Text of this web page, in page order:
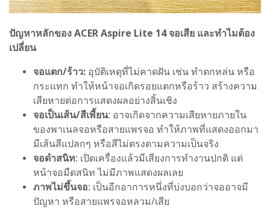
ปัญหาหลักของ ACER Aspire Lite 14 จอเสีย และทำไมต้อง
เปลี่ยน
จอแตก/ร้าว: อุบัติเหตุที่ไม่คาดฝัน เช่น ทำตกหล่น หรือ
กระแทก ทำให้หน้าจอเกิดรอยแตกหรือร้าว สร้างความ
เสียหายต่อการแสดงผลอย่างสิ้นเชิง
จอเป็นเส้น/สีเพี้ยน: อาจเกิดจากความเสียหายภายใน
ของพาเนลจอหรือสายแพรจอ ทำให้ภาพที่แสดงออกมา
มีเส้นสีแปลกๆ หรือสีไม่ตรงตามความเป็นจริง
จอดำสนิท: เปิดเครื่องแล้วมีเสียงการทำงานปกติ แต่
หน้าจอมืดสนิท ไม่มีภาพแสดงผลเลย
ภาพไม่ขึ้นจอ: เป็นอีกอาการหนึ่งที่บ่งบอกว่าจออาจมี
ปัญหา หรือสายแพรจอหลวม/เสีย